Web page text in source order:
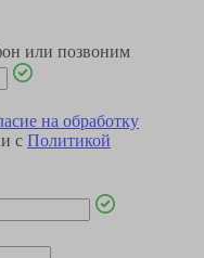
или позвоним
на обработку
с Политикой